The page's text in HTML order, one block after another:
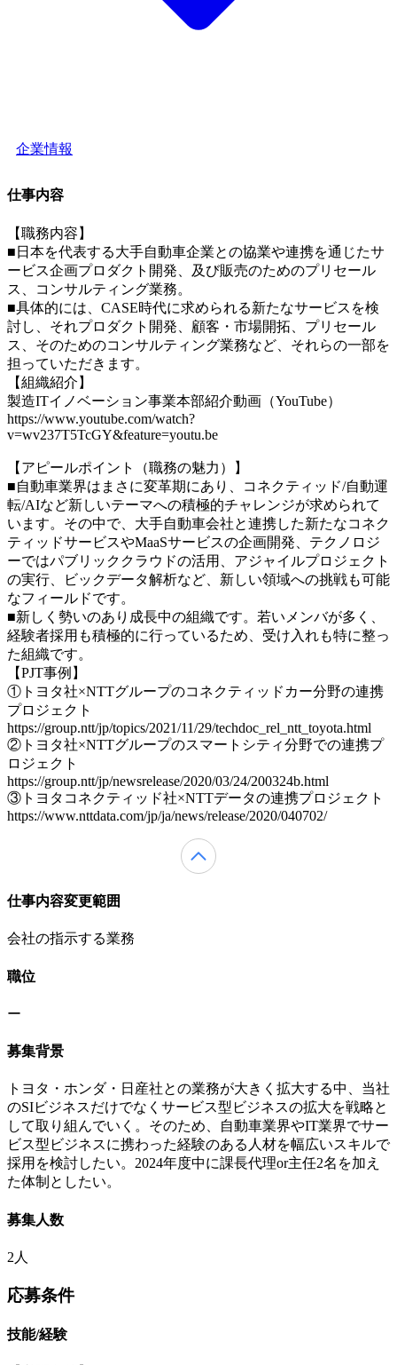
企業情報
仕事内容
【職務内容】
■日本を代表する大手自動車企業との協業や連携を通じたサ
ービス企画プロダクト開発、及び販売のためのプリセール
ス、コンサルティング業務。
■具体的には、CASE時代に求められる新たなサービスを検
討し、それプロダクト開発、顧客・市場開拓、プリセール
ス、そのためのコンサルティング業務など、それらの一部を
担っていただきます。
【組織紹介】
製造ITイノベーション事業本部紹介動画（YouTube）
https://www.youtube.com/watch?
v=wv237T5TcGY&feature=youtu.be
【アピールポイント（職務の魅力）】
■自動車業界はまさに変革期にあり、コネクティッド/自動運
転/AIなど新しいテーマへの積極的チャレンジが求められて
います。その中で、大手自動車会社と連携した新たなコネク
ティッドサービスやMaaSサービスの企画開発、テクノロジ
ーではパブリッククラウドの活用、アジャイルプロジェクト
の実行、ビックデータ解析など、新しい領域への挑戦も可能
なフィールドです。
■新しく勢いのあり成長中の組織です。若いメンバが多く、
経験者採用も積極的に行っているため、受け入れも特に整っ
た組織です。
【PJT事例】
①トヨタ社×NTTグループのコネクティッドカー分野の連携
プロジェクト
https://group.ntt/jp/topics/2021/11/29/techdoc_rel_ntt_toyota.html
②トヨタ社×NTTグループのスマートシティ分野での連携プ
ロジェクト
https://group.ntt/jp/newsrelease/2020/03/24/200324b.html
③トヨタコネクティッド社×NTTデータの連携プロジェクト
https://www.nttdata.com/jp/ja/news/release/2020/040702/
仕事内容変更範囲
会社の指示する業務
職位
ー
募集背景
トヨタ・ホンダ・日産社との業務が大きく拡大する中、当社
のSIビジネスだけでなくサービス型ビジネスの拡大を戦略と
して取り組んでいく。そのため、自動車業界やIT業界でサー
ビス型ビジネスに携わった経験のある人材を幅広いスキルで
採用を検討したい。2024年度中に課長代理or主任2名を加え
た体制としたい。
募集人数
2人
応募条件
技能/経験